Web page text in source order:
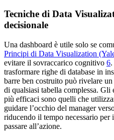
Tecniche di Data
decisionale
Una dashboard è utile solo se
Principi di Data Visualization
evitare il sovraccarico cognitivo 6
trasformare righe di database in
barre ben costruito può rivelare
di qualsiasi tabella complessa. Gli
più efficaci sono quelli che
guidare l’occhio del manager
riducendo il tempo necessario
passare all’azione.